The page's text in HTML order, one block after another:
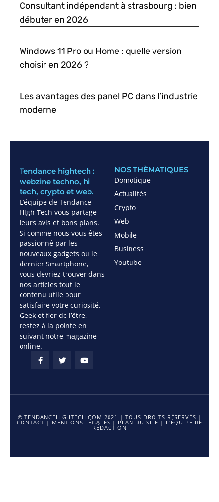
Consultant indépendant à strasbourg : bien
débuter en 2026
Windows 11 Pro ou Home : quelle version
choisir en 2026 ?
Les avantages des panel PC dans l’industrie
moderne
Tendance hightech :
webzine techno, hi
tech, crypto et web.
L’équipe de Tendance
High Tech vous partage
leurs avis et bons plans.
Si comme nous vous êtes
passionné par les
nouveaux gadgets ou le
dernier Smartphone,
vous devriez trouver dans
nos articles tout le
contenu utile pour
satisfaire votre curiosité.
Geek et fier de l’être,
restez à la pointe en
suivant notre magazine
online.
NOS THÈMATIQUES
Domotique
Actualités
Crypto
Web
Mobile
Business
Youtube
© TENDANCEHIGHTECH.COM 2021 | TOUS DROITS RÉSERVÉS |
CONTACT | MENTIONS LÉGALES | PLAN DU SITE | L'ÉQUIPE DE
RÉDACTION